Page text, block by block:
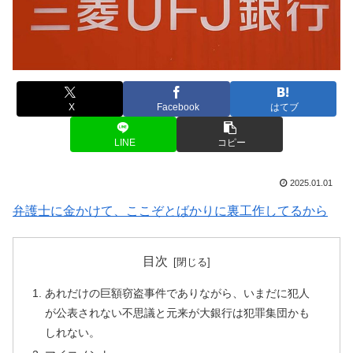
X Facebook はてブ
LINE コピー
2025.01.01
弁護士に金かけて、ここぞとばかりに裏工作してるから
目次
あれだけの巨額窃盗事件でありながら、いまだに犯人
が公表されない不思議と元来が大銀行は犯罪集団かも
しれない。